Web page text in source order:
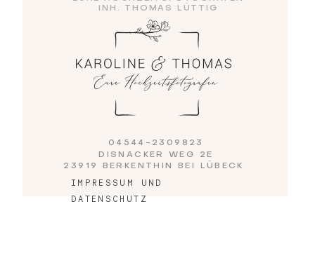
INH. THOMAS LÜTTIG
IMPRESSUM UND
DATENSCHUTZ
04544-2309823
DISNACKER WEG 2E
23919 BERKENTHIN BEI LÜBECK
Impressum